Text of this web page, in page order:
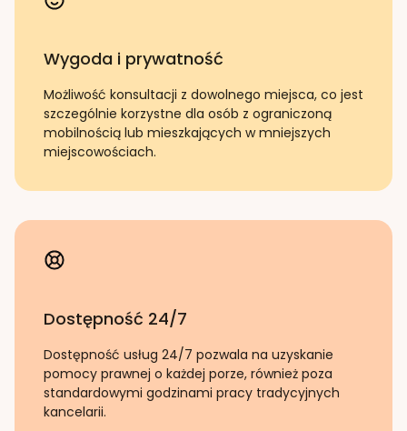
Wygoda i prywatność
Możliwość konsultacji z dowolnego miejsca, co jest
szczególnie korzystne dla osób z ograniczoną
mobilnością lub mieszkających w mniejszych
miejscowościach.
Dostępność 24/7
Dostępność usług 24/7 pozwala na uzyskanie
pomocy prawnej o każdej porze, również poza
standardowymi godzinami pracy tradycyjnych
kancelarii.